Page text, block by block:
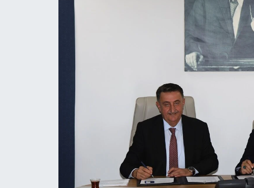
Son Dakika Haberleri
Haber Arşivi